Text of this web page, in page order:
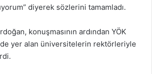
diyerek sözlerini tamamladı.
konuşmasının ardından YÖK
yer alan üniversitelerin rektörleriyle